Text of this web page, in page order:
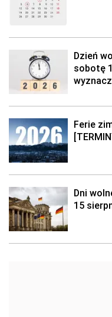
Dzień
sobotę
Ferie
Dni
15